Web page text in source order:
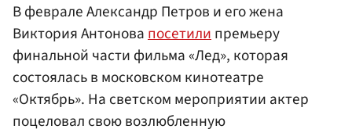
В феврале Александр Петров и его жена
Виктория Антоновапосетилипремьеру
финальной части фильма «Лед», которая
состоялась в московском кинотеатре
«Октябрь». На светском мероприятии актер
поцеловал свою возлюбленную